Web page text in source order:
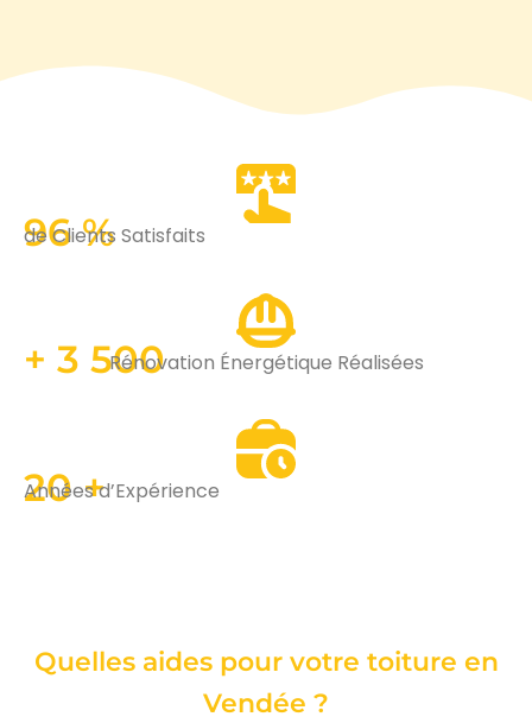
96 %
de Clients Satisfaits
+ 3 500Rénovation Énergétique Réalisées
20 +
Années d’Expérience
Quelles aides pour votre toiture en
Vendée ?